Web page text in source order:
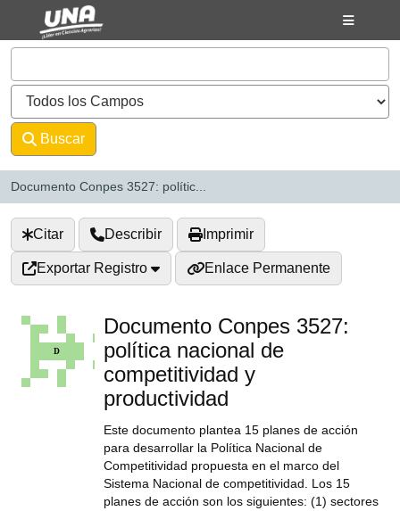
Saltar al contenido
VuFind
Buscar
Documento Conpes 3527: polític...
Citar Describir Imprimir
Exportar Registro Enlace Permanente
Documento Conpes 3527:
política nacional de
competitividad y
productividad
Este documento plantea 15 planes de acción
para desarrollar la Política Nacional de
Competitividad propuesta en el marco del
Sistema Nacional de competitividad. Los 15
planes de acción son los siguientes: (1) sectores